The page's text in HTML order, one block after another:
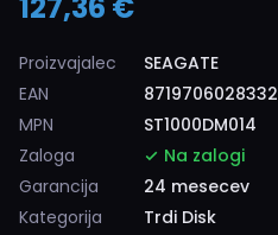
Proizvajalec
SEAGATE
EAN
8719706028332
MPN
ST1000DM014
Zaloga
Na zalogi
Garancija
24 mesecev
Kategorija
Trdi Disk